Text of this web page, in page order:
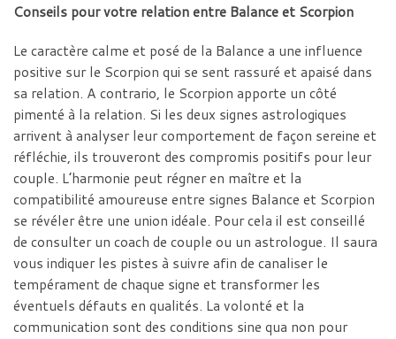
Conseils pour votre relation entre Balance et Scorpion
Le caractère calme et posé de la Balance a une influence
positive sur le Scorpion qui se sent rassuré et apaisé dans
sa relation. A contrario, le Scorpion apporte un côté
pimenté à la relation. Si les deux signes astrologiques
arrivent à analyser leur comportement de façon sereine et
réfléchie, ils trouveront des compromis positifs pour leur
couple. L’harmonie peut régner en maître et la
compatibilité amoureuse entre signes Balance et Scorpion
se révéler être une union idéale. Pour cela il est conseillé
de consulter un coach de couple ou un astrologue. Il saura
vous indiquer les pistes à suivre afin de canaliser le
tempérament de chaque signe et transformer les
éventuels défauts en qualités. La volonté et la
communication sont des conditions sine qua non pour